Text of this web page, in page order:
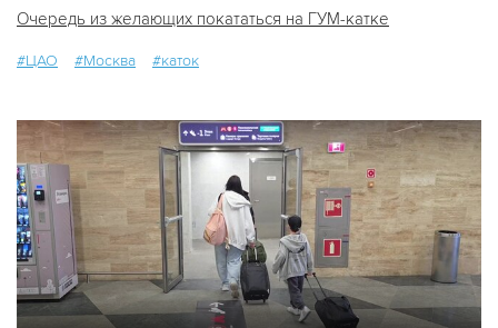
Очередь из желающих покататься на ГУМ-катке
#ЦАО #Москва #каток